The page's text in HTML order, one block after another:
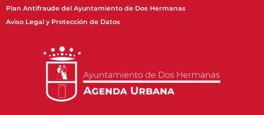
Plan Antifraude del Ayuntamiento de Dos Hermanas
Aviso Legal y Protección de Datos